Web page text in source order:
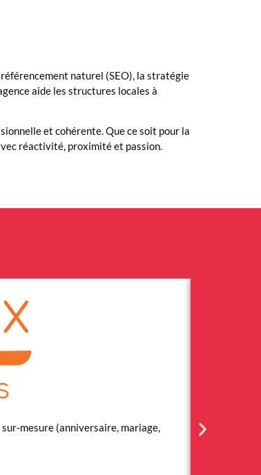
naturel (SEO), la stratégie
aide les structures locales à
et cohérente. Que ce soit pour la
réactivité, proximité et passion.
(anniversaire, mariage,